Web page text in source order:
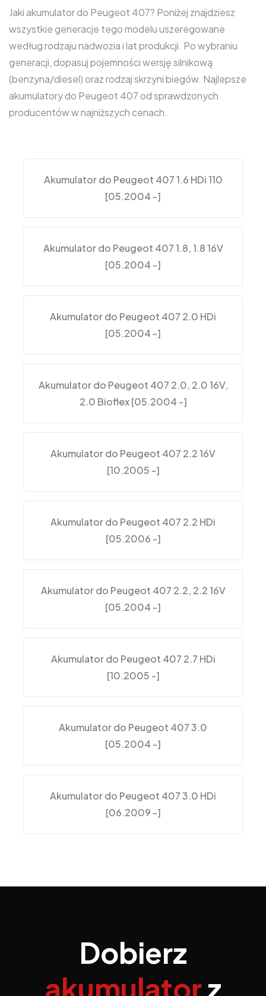
Jaki akumulator do Peugeot 407? Poniżej znajdziesz
wszystkie generacje tego modelu uszeregowane
według rodzaju nadwozia i lat produkcji. Po wybraniu
generacji, dopasuj pojemności wersję silnikową
(benzyna/diesel) oraz rodzaj skrzyni biegów. Najlepsze
akumulatory do Peugeot 407 od sprawdzonych
producentów w najniższych cenach.
Akumulator do Peugeot 407 1.6 HDi 110
[05.2004 -]
Akumulator do Peugeot 407 1.8, 1.8 16V
[05.2004 -]
Akumulator do Peugeot 407 2.0 HDi
[05.2004 -]
Akumulator do Peugeot 407 2.0, 2.0 16V,
2.0 Bioflex [05.2004 -]
Akumulator do Peugeot 407 2.2 16V
[10.2005 -]
Akumulator do Peugeot 407 2.2 HDi
[05.2006 -]
Akumulator do Peugeot 407 2.2, 2.2 16V
[05.2004 -]
Akumulator do Peugeot 407 2.7 HDi
[10.2005 -]
Akumulator do Peugeot 407 3.0
[05.2004 -]
Akumulator do Peugeot 407 3.0 HDi
[06.2009 -]
Dobierz
akumulatorz